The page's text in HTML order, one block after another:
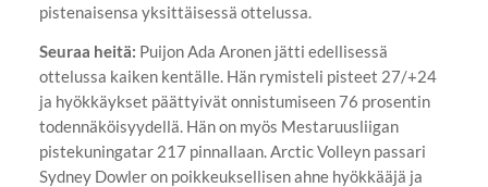
pistenaisensa yksittäisessä ottelussa.
Seuraa heitä: Puijon Ada Aronen jätti edellisessä
ottelussa kaiken kentälle. Hän rymisteli pisteet 27/+24
ja hyökkäykset päättyivät onnistumiseen 76 prosentin
todennäköisyydellä. Hän on myös Mestaruusliigan
pistekuningatar 217 pinnallaan. Arctic Volleyn passari
Sydney Dowler on poikkeuksellisen ahne hyökkääjä ja